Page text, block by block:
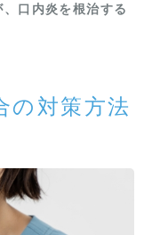
口内炎を根治する
の対策方法